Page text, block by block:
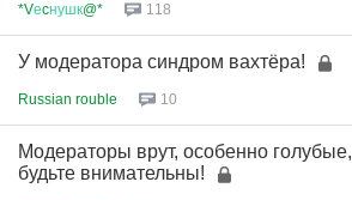
*Vеcнушк@* 118
У модератора синдром вахтёра!
Russian rouble 10
Модераторы врут, особенно голубые,
будьте внимательны!